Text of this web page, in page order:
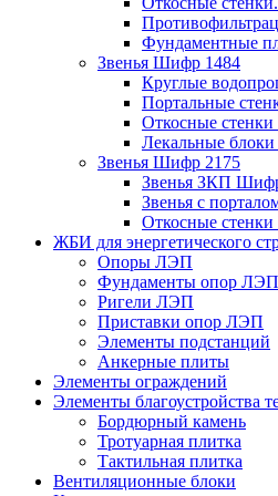
Фундаментные
Звенья Шифр 1484
Круглые
Портальные
Откосные
Лекальные
Звенья Шифр 2175
Звенья ЗКП
Звенья с
Откосные
ЖБИ для энергетического
Опоры ЛЭП
Фундаменты опор ЛЭП
Ригели ЛЭП
Приставки опор ЛЭП
Элементы подстанций
Анкерные плиты
Элементы ограждений
Элементы благоустройства
Бордюрный камень
Тротуарная плитка
Тактильная плитка
Вентиляционные блоки